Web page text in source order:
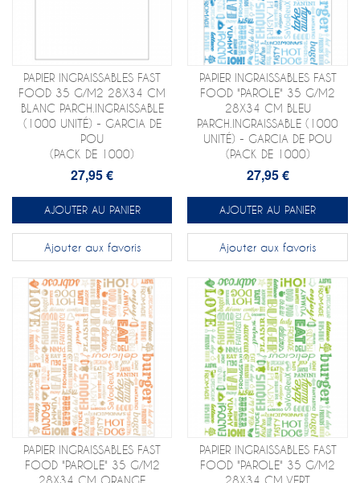
PAPIER INGRAISSABLES FAST
FOOD 35 G/M2 28X34 CM
BLANC PARCH.INGRAISSABLE
(1000 UNITÉ) - GARCIA DE
POU
(PACK DE 1000)
27,95 €
AJOUTER AU PANIER
Ajouter aux favoris
PAPIER INGRAISSABLES FAST
FOOD "PAROLE" 35 G/M2
28X34 CM BLEU
PARCH.INGRAISSABLE (1000
UNITÉ) - GARCIA DE POU
(PACK DE 1000)
27,95 €
AJOUTER AU PANIER
Ajouter aux favoris
PAPIER INGRAISSABLES FAST
FOOD "PAROLE" 35 G/M2
28X34 CM ORANGE
PAPIER INGRAISSABLES FAST
FOOD "PAROLE" 35 G/M2
28X34 CM VERT